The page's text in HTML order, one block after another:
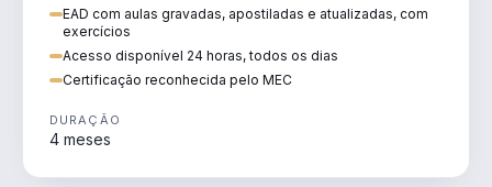
EAD com aulas gravadas, apostiladas e atualizadas, com
exercícios
Acesso disponível 24 horas, todos os dias
Certificação reconhecida pelo MEC
DURAÇÃO
4 meses